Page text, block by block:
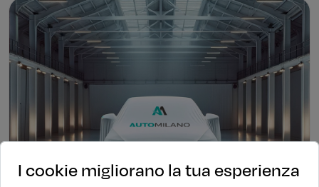
I cookie migliorano la tua esperienza